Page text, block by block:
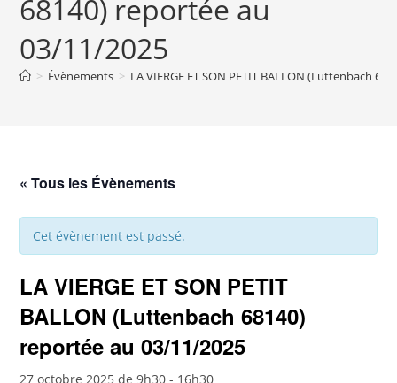
68140) reportée au
03/11/2025
> Évènements > LA VIERGE ET SON PETIT BALLON (Luttenbach
« Tous les Évènements
Cet évènement est passé.
LA VIERGE ET SON PETIT
BALLON (Luttenbach 68140)
reportée au 03/11/2025
27 octobre 2025 de 9h30 - 16h30